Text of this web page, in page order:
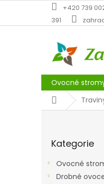
obsah
+420 739
391
Ovocné
Domů
kategorie
Kategorie
Ovocné
Drobné